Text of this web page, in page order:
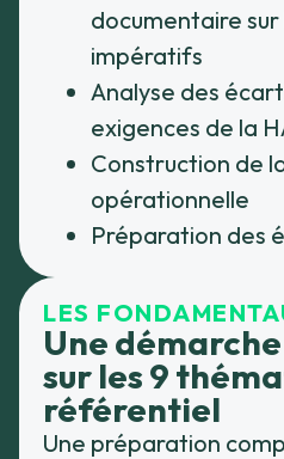
documentaire
impératifs
Analyse des
exigences de la
Construction de
opérationnelle
Préparation des
LES
Une
sur les 9
référentiel
Une préparation